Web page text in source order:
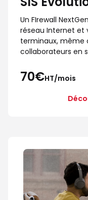
Un FIrewall
réseau Internet et
terminaux, même
collaborateurs en
70€HT/mois